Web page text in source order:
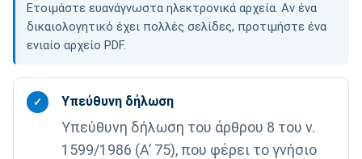
Ετοιμάστε ευανάγνωστα ηλεκτρονικά αρχεία. Αν ένα
δικαιολογητικό έχει πολλές σελίδες, προτιμήστε ένα
ενιαίο αρχείο PDF.
✓ Υπεύθυνη δήλωση
Υπεύθυνη δήλωση του άρθρου 8 του ν.
1599/1986 (Α’ 75), που φέρει το γνήσιο